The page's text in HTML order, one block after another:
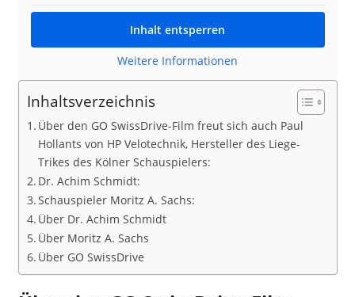
Inhalt entsperren
Weitere Informationen
Inhaltsverzeichnis
Über den GO SwissDrive-Film freut sich auch Paul
Hollants von HP Velotechnik, Hersteller des Liege-
Trikes des Kölner Schauspielers:
Dr. Achim Schmidt:
Schauspieler Moritz A. Sachs:
Über Dr. Achim Schmidt
Über Moritz A. Sachs
Über GO SwissDrive